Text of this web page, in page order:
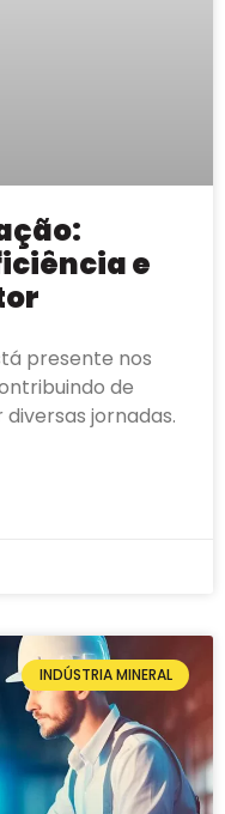
e
presente nos
de
jornadas.
INDÚSTRIA MINERAL